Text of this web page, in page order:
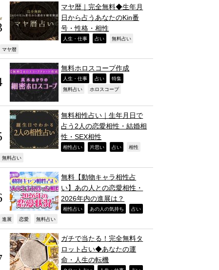
マヤ暦｜完全無料◆生年月
日から占うあなたのKin番
号・性格・相性
人生・仕事 占い 無料占い
マヤ暦
無料ホロスコープ作成
人生・仕事 占い 特集
無料占い ホロスコープ
無料相性占い｜生年月日で
占う2人の恋愛相性・結婚相
性・SEX相性
相性占い 片思い 占い 相性
無料占い
無料【動物キャラ相性占
い】あの人との恋愛相性・
2026年内の進展は？
相性占い あの人の気持ち 占い
進展 恋愛 無料占い
ガチで当たる！完全無料タ
ロット占い◆あなたの運
命・人生の転機